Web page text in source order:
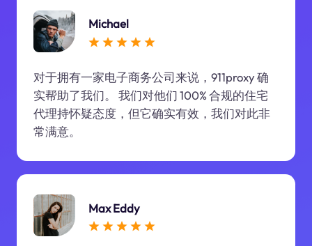
Michael
对于拥有一家电子商务公司来说，911proxy 确
实帮助了我们。 我们对他们 100% 合规的住宅
代理持怀疑态度，但它确实有效，我们对此非
常满意。
Max Eddy